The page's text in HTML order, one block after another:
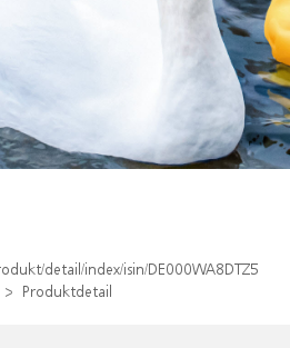
detail/index/isin/DE000WA8DTZ5
Produktdetail